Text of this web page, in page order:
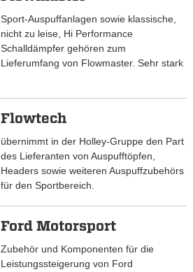
Sport-Auspuffanlagen sowie klassische,
nicht zu leise, Hi Performance
Schalldämpfer gehören zum
Lieferumfang von Flowmaster. Sehr stark
Flowtech
übernimmt in der Holley-Gruppe den Part
des Lieferanten von Auspufftöpfen,
Headers sowie weiteren Auspuffzubehörs
für den Sportbereich.
Ford Motorsport
Zubehör und Komponenten für die
Leistungssteigerung von Ford